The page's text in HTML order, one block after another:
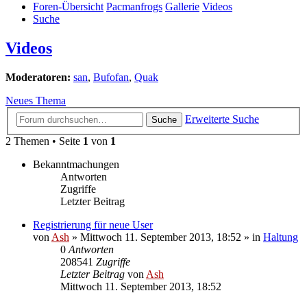
Foren-Übersicht Pacmanfrogs Gallerie Videos
Suche
Videos
Moderatoren: san, Bufofan, Quak
Neues Thema
Suche
Erweiterte Suche
2 Themen • Seite 1 von 1
Bekanntmachungen
Antworten
Zugriffe
Letzter Beitrag
Registrierung für neue User
von Ash » Mittwoch 11. September 2013, 18:52 » in Haltung
0 Antworten
208541 Zugriffe
Letzter Beitrag von Ash
Mittwoch 11. September 2013, 18:52